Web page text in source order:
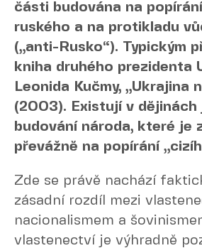
části budována na
ruského a na protikladu
(„anti-Rusko“). Typickým
kniha druhého prezidenta
Leonida Kučmy, „Ukrajina
(2003). Existují v dějinách
budování národa, které je
převážně na popírání
Zde se právě nachází
zásadní rozdíl mezi
nacionalismem a
vlastenectví je výhradně